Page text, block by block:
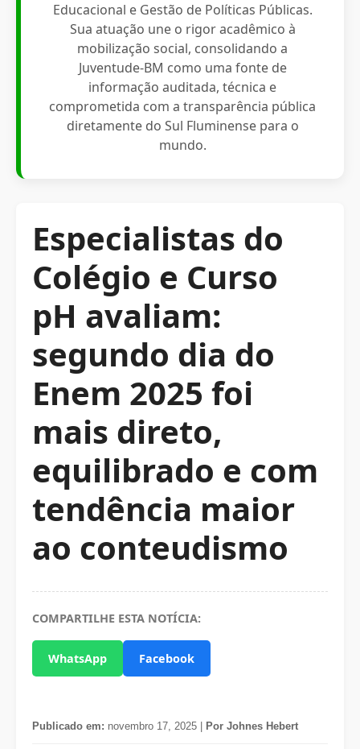
Educacional e Gestão de Políticas Públicas.
Sua atuação une o rigor acadêmico à
mobilização social, consolidando a
Juventude-BM como uma fonte de
informação auditada, técnica e
comprometida com a transparência pública
diretamente do Sul Fluminense para o
mundo.
Especialistas do
Colégio e Curso
pH avaliam:
segundo dia do
Enem 2025 foi
mais direto,
equilibrado e com
tendência maior
ao conteudismo
COMPARTILHE ESTA NOTÍCIA:
WhatsApp Facebook
Publicado em: novembro 17, 2025 | Por Johnes Hebert